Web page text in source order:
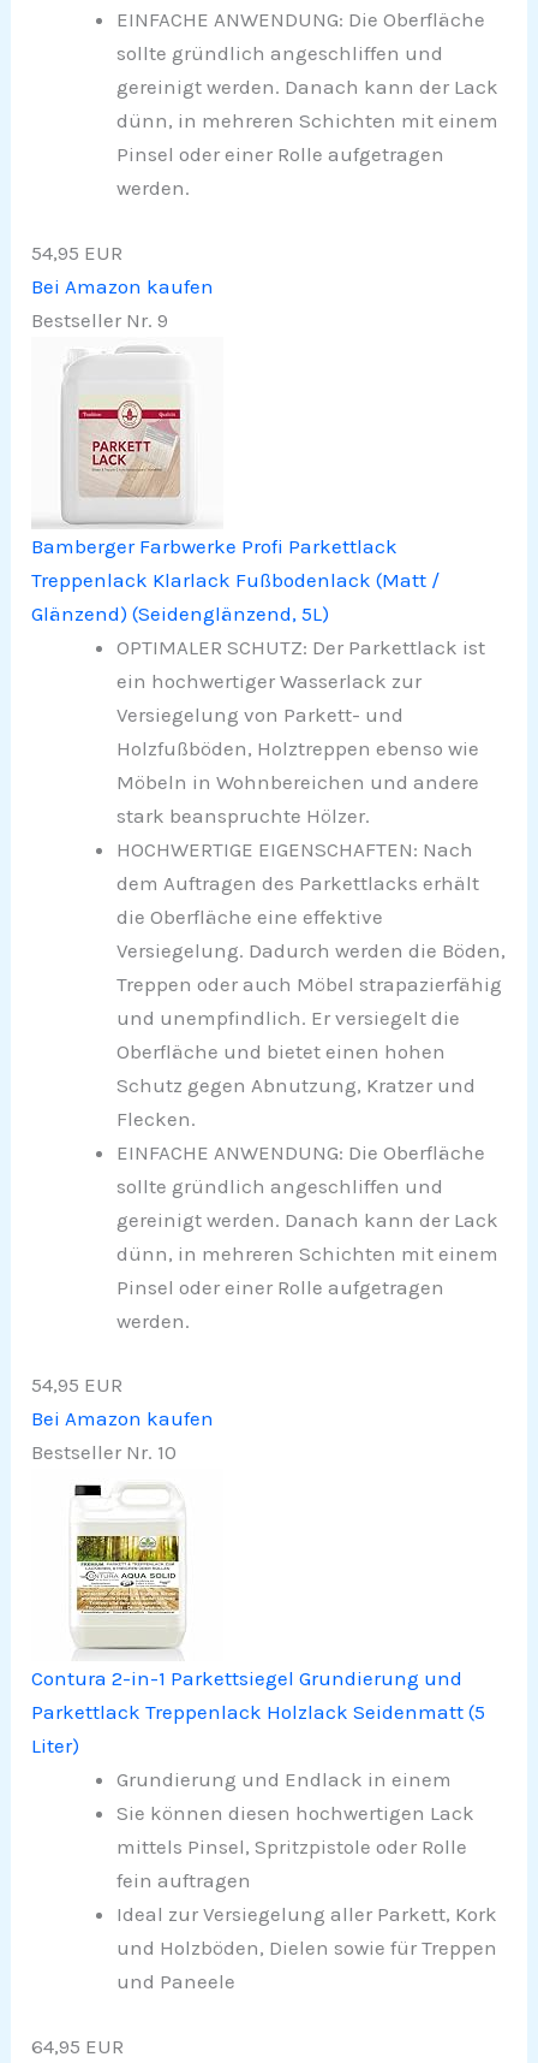
EINFACHE ANWENDUNG: Die Oberfläche
sollte gründlich angeschliffen und
gereinigt werden. Danach kann der Lack
dünn, in mehreren Schichten mit einem
Pinsel oder einer Rolle aufgetragen
werden.
54,95 EUR
Bei Amazon kaufen
Bestseller Nr. 9
Bamberger Farbwerke Profi Parkettlack
Treppenlack Klarlack Fußbodenlack (Matt /
Glänzend) (Seidenglänzend, 5L)
OPTIMALER SCHUTZ: Der Parkettlack ist
ein hochwertiger Wasserlack zur
Versiegelung von Parkett- und
Holzfußböden, Holztreppen ebenso wie
Möbeln in Wohnbereichen und andere
stark beanspruchte Hölzer.
HOCHWERTIGE EIGENSCHAFTEN: Nach
dem Auftragen des Parkettlacks erhält
die Oberfläche eine effektive
Versiegelung. Dadurch werden die Böden,
Treppen oder auch Möbel strapazierfähig
und unempfindlich. Er versiegelt die
Oberfläche und bietet einen hohen
Schutz gegen Abnutzung, Kratzer und
Flecken.
EINFACHE ANWENDUNG: Die Oberfläche
sollte gründlich angeschliffen und
gereinigt werden. Danach kann der Lack
dünn, in mehreren Schichten mit einem
Pinsel oder einer Rolle aufgetragen
werden.
54,95 EUR
Bei Amazon kaufen
Bestseller Nr. 10
Contura 2-in-1 Parkettsiegel Grundierung und
Parkettlack Treppenlack Holzlack Seidenmatt (5
Liter)
Grundierung und Endlack in einem
Sie können diesen hochwertigen Lack
mittels Pinsel, Spritzpistole oder Rolle
fein auftragen
Ideal zur Versiegelung aller Parkett, Kork
und Holzböden, Dielen sowie für Treppen
und Paneele
64,95 EUR